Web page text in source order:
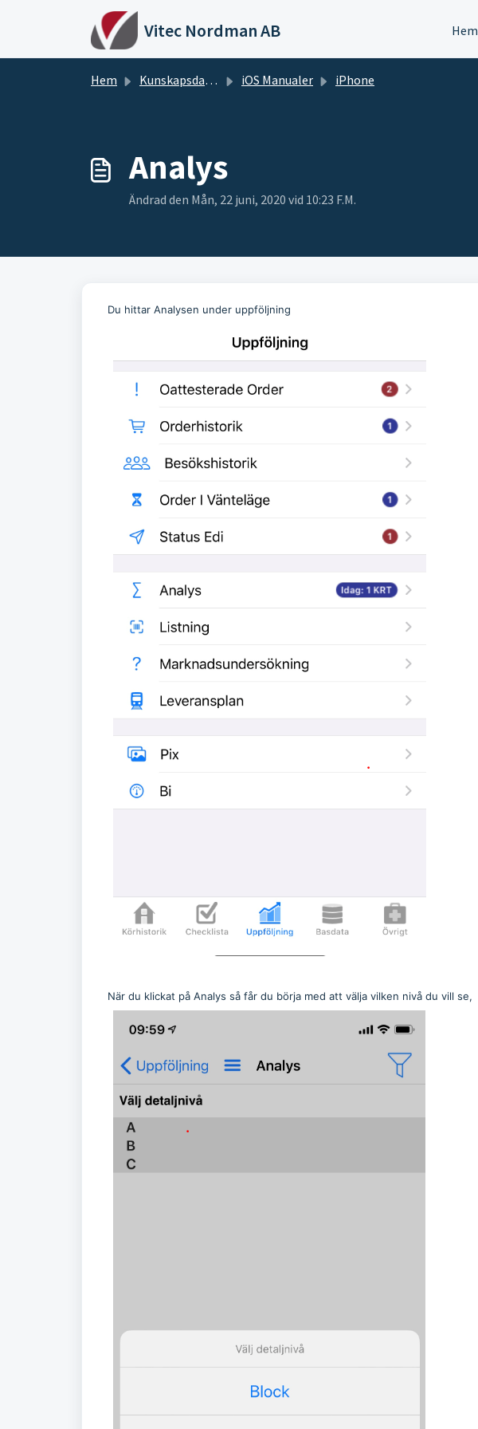
Hoppa över till huvudinnehåll
Vitec Nordman AB Hem
Hem Kunskapsdatabas iOS Manualer iPhone
Analys
Ändrad den Mån, 22 juni, 2020 vid 10:23 F.M.
Du hittar Analysen under uppföljning
När du klickat på Analys så får du börja med att välja vilken nivå du vill se,